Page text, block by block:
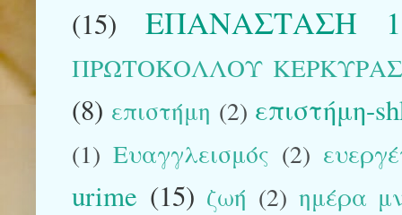
(15)
ΕΠΑΝΑΣΤΑΣΗ
ΠΡΩΤΟΚΟΛΛΟΥ
(8) επιστήμη (2) επιστήμη-
(1) Ευαγγλεισμός (2)
urime (15) ζωή (2) ημέρα